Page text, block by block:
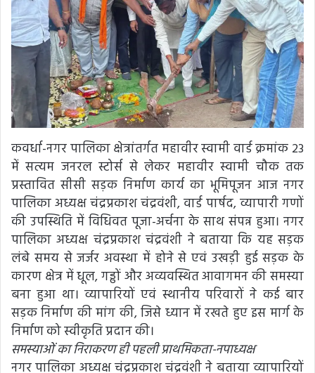
कवर्धा-नगर पालिका क्षेत्रांतर्गत महावीर स्वामी वार्ड क्रमांक 23
में सत्यम जनरल स्टोर्स से लेकर महावीर स्वामी चौक तक
प्रस्तावित सीसी सड़क निर्माण कार्य का भूमिपूजन आज नगर
पालिका अध्यक्ष चंद्रप्रकाश चंद्रवंशी, वार्ड पार्षद, व्यापारी गणों
की उपस्थिति में विधिवत पूजा-अर्चना के साथ संपन्न हुआ। नगर
पालिका अध्यक्ष चंद्रप्रकाश चंद्रवंशी ने बताया कि यह सड़क
लंबे समय से जर्जर अवस्था में होने से एवं उखड़ी हुई सड़क के
कारण क्षेत्र में धूल, गड्ढों और अव्यवस्थित आवागमन की समस्या
बना हुआ था। व्यापारियों एवं स्थानीय परिवारों ने कई बार
सड़क निर्माण की मांग की, जिसे ध्यान में रखते हुए इस मार्ग के
निर्माण को स्वीकृति प्रदान की।
समस्याओं का निराकरण ही पहली प्राथमिकता-नपाध्यक्ष
नगर पालिका अध्यक्ष चंद्रप्रकाश चंद्रवंशी ने बताया व्यापारियों